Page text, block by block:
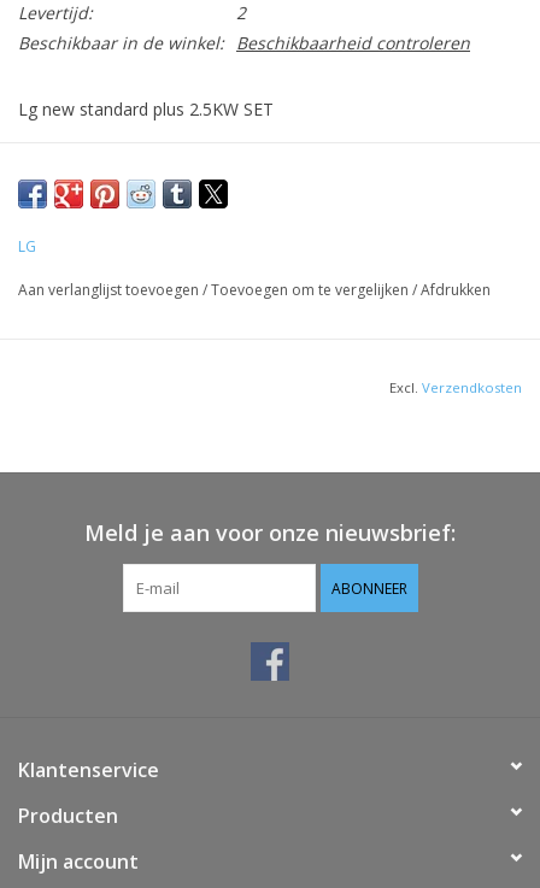
Levertijd:
2
Beschikbaar in de winkel: Beschikbaarheid controleren
Lg new standard plus 2.5KW SET
Link LG
LG DUALCOOL Standaard Plus, 2.5kW, simpel en strak design
LG
Aan verlanglijst toevoegen /Toevoegen om te vergelijken /Afdrukken
Excl. Verzendkosten
Meld je aan voor onze nieuwsbrief:
ABONNEER
Klantenservice
Producten
Mijn account